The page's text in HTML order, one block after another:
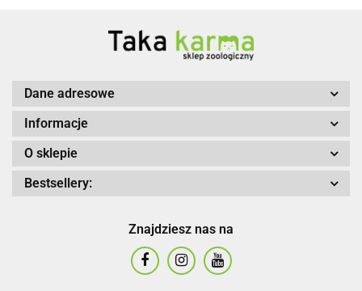
Dane adresowe
Informacje
O sklepie
Bestsellery:
Znajdziesz nas na